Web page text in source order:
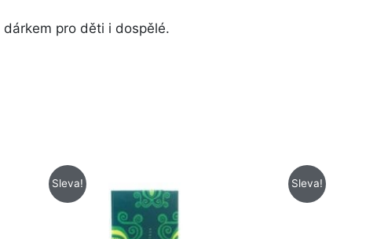
pro děti i dospělé.
Sleva! Sleva!
cena
byla:
389 Kč.